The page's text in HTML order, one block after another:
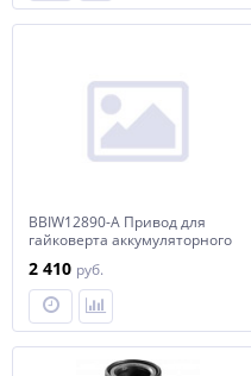
BBIW12890-A Привод для
гайковерта аккумуляторного
2 410 руб.